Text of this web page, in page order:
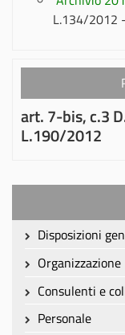
L.134/2012
art. 7-bis, c.3
L.190/2012
Disposizioni
Organizzazione
Consulenti e
Personale